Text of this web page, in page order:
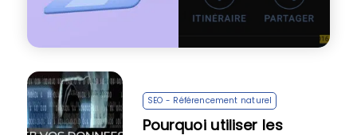
SEO - Référencement naturel
Pourquoi utiliser les